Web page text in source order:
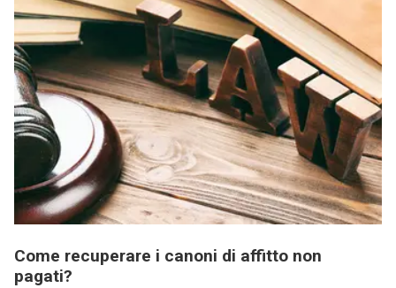
Come recuperare i canoni di affitto non
pagati?